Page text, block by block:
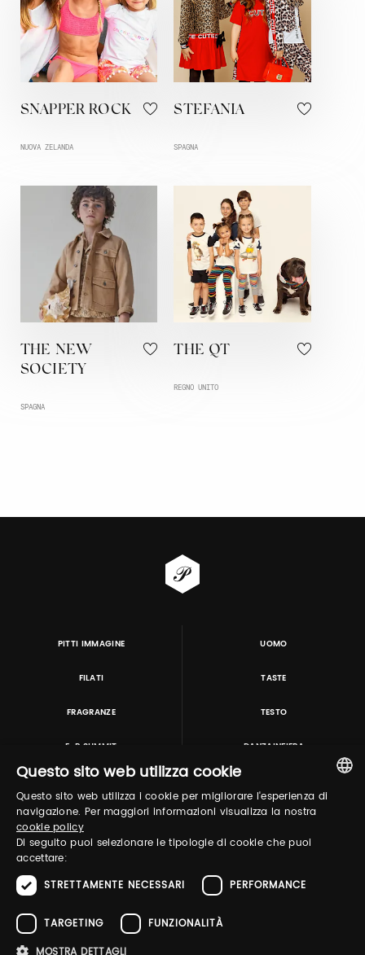
SNAPPER ROCK
NUOVA ZELANDA
STEFANIA
SPAGNA
THE NEW
SOCIETY
SPAGNA
THE QT
REGNO UNITO
PITTI IMMAGINE UOMO
FILATI TASTE
FRAGRANZE TESTO
E-P SUMMIT DANZAINFIERA
TUTORING & CONSULTING
ITALIAN
Questo sito web utilizza cookie
Questo sito web utilizza i cookie per migliorare l'esperienza di
navigazione. Per maggiori informazioni visualizza la nostra
cookie policy
Di seguito puoi selezionare le tipologie di cookie che puoi
accettare:
STRETTAMENTE NECESSARI
PERFORMANCE
TARGETING
FUNZIONALITÀ